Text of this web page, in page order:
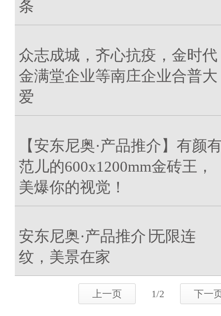
条
众志成城，齐心抗疫，金时代
金满堂企业等南庄企业合普大
爱
【安东尼奥·产品推介】有颜
范儿的600x1200mm金砖王，
美爆你的视觉！
安东尼奥·产品推介∣无限连
纹，美景在家
上一页 1/2 下一